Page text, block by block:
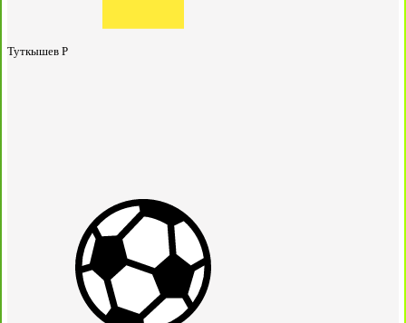
Туткышев Р